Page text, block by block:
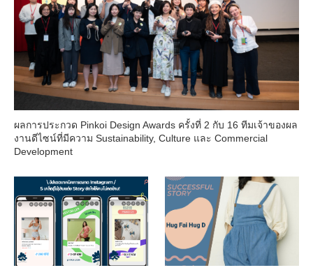
ผลการประกวด Pinkoi Design Awards ครั้งที่ 2 กับ 16 ทีมเจ้าของผล
งานดีไซน์ที่มีความ Sustainability, Culture และ Commercial
Development